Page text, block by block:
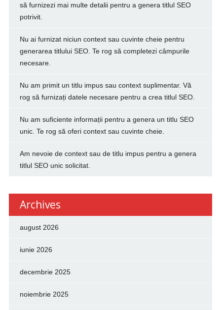
să furnizezi mai multe detalii pentru a genera titlul SEO
potrivit.
Nu ai furnizat niciun context sau cuvinte cheie pentru
generarea titlului SEO. Te rog să completezi câmpurile
necesare.
Nu am primit un titlu impus sau context suplimentar. Vă
rog să furnizați datele necesare pentru a crea titlul SEO.
Nu am suficiente informații pentru a genera un titlu SEO
unic. Te rog să oferi context sau cuvinte cheie.
Am nevoie de context sau de titlu impus pentru a genera
titlul SEO unic solicitat.
Archives
august 2026
iunie 2026
decembrie 2025
noiembrie 2025